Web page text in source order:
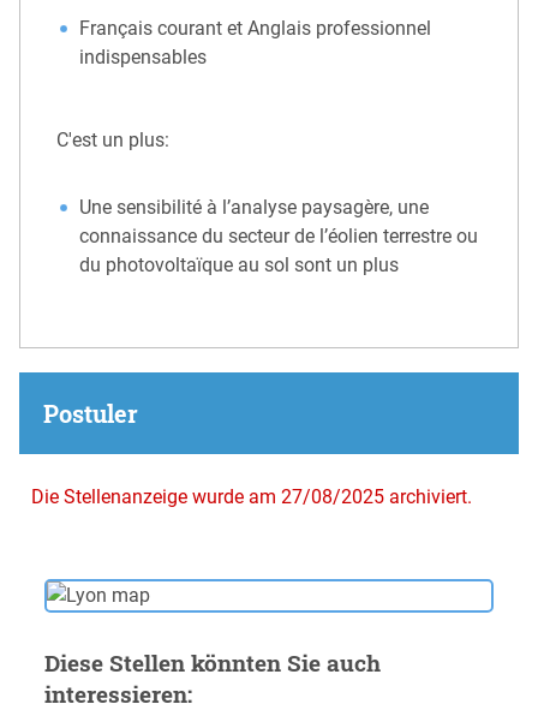
Français courant et Anglais professionnel
indispensables
C'est un plus:
Une sensibilité à l’analyse paysagère, une
connaissance du secteur de l’éolien terrestre ou
du photovoltaïque au sol sont un plus
Postuler
Die Stellenanzeige wurde am 27/08/2025 archiviert.
Diese Stellen könnten Sie auch
interessieren: